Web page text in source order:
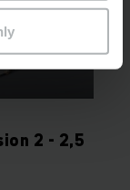
2 - 2,5